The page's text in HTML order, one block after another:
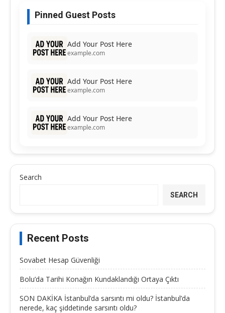
Pinned Guest Posts
Add Your Post Here
example.com
Add Your Post Here
example.com
Add Your Post Here
example.com
Search
SEARCH
Recent Posts
Sovabet Hesap Güvenliği
Bolu’da Tarihi Konağın Kundaklandığı Ortaya Çıktı
SON DAKİKA İstanbul’da sarsıntı mi oldu? İstanbul’da
nerede, kaç şiddetinde sarsıntı oldu?